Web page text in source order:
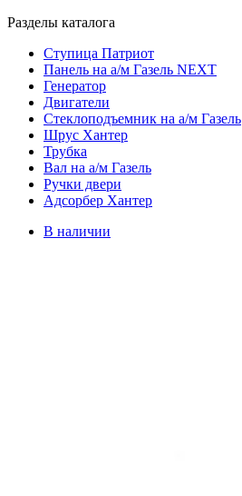
Разделы каталога
Ступица Патриот
Панель на а/м Газель NEXT
Генератор
Двигатели
Стеклоподъемник на а/м Газель
Шрус Хантер
Трубка
Вал на а/м Газель
Ручки двери
Адсорбер Хантер
В наличии